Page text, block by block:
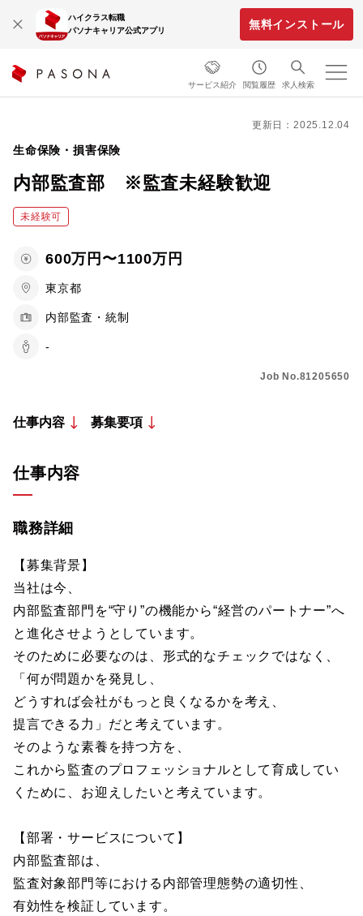
ハイクラス転職
パソナキャリア公式アプリ
無料インストール
サービス紹介 閲覧履歴 求人検索
更新日：2025.12.04
生命保険・損害保険
内部監査部 ※監査未経験歓迎
未経験可
600万円〜1100万円
東京都
内部監査・統制
-
Job No.81205650
仕事内容 募集要項
仕事内容
職務詳細
【募集背景】
当社は今、
内部監査部門を“守り”の機能から“経営のパートナー”へ
と進化させようとしています。
そのために必要なのは、形式的なチェックではなく、
「何が問題かを発見し、
どうすれば会社がもっと良くなるかを考え、
提言できる力」だと考えています。
そのような素養を持つ方を、
これから監査のプロフェッショナルとして育成してい
くために、お迎えしたいと考えています。
【部署・サービスについて】
内部監査部は、
監査対象部門等における内部管理態勢の適切性、
有効性を検証しています。